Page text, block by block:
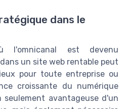
dans le
l'omnicanal est devenu
un site web rentable peut
pour toute entreprise ou
croissante du numérique
avantageuse d'un